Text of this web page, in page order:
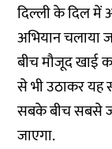
दिल्ली के दिल में
अभियान चलाया
बीच मौजूद खाई
से भी उठाकर
सबके बीच सबसे
जाएगा.